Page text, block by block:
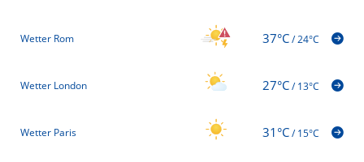
Wetter Rom 37°C/24°C
Wetter London 27°C/13°C
Wetter Paris 31°C/15°C